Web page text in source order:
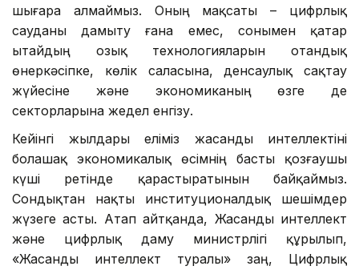
шығара алмаймыз. Оның мақсаты – цифрлық
сауданы дамыту ғана емес, сонымен қатар
Қытайдың озық технологияларын отандық
өнеркәсіпке, көлік саласына, денсаулық сақтау
жүйесіне және экономиканың өзге де
секторларына жедел енгізу.
Кейінгі жылдары еліміз жасанды интеллектіні
болашақ экономикалық өсімнің басты қозғаушы
күші ретінде қарастыратынын байқаймыз.
Сондықтан нақты институционалдық шешімдер
жүзеге асты. Атап айтқанда, Жасанды интеллект
және цифрлық даму министрлігі құрылып,
«Жасанды интеллект туралы» заң, Цифрлық